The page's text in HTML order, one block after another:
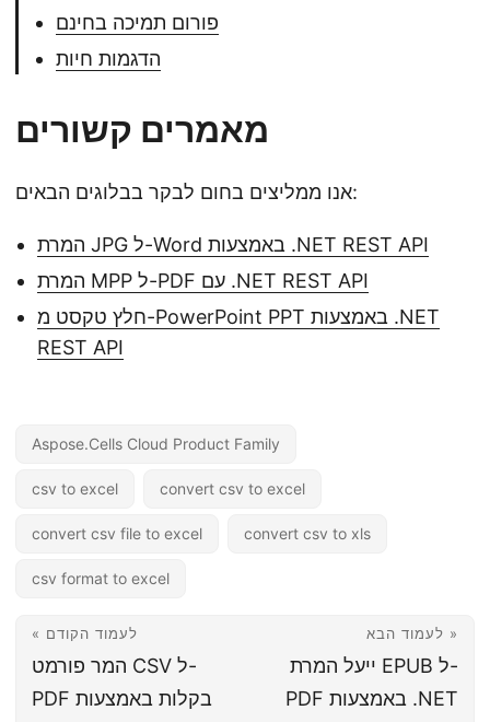
פורום תמיכה בחינם
הדגמות חיות
מאמרים קשורים
אנו ממליצים בחום לבקר בבלוגים הבאים:
המרת JPG ל-Word באמצעות .NET REST API
המרת MPP ל-PDF עם .NET REST API
חלץ טקסט מ-PowerPoint PPT באמצעות .NET
REST API
Aspose.Cells Cloud Product Family
csv to excel convert csv to excel
convert csv file to excel convert csv to xls
csv format to excel
« לעמוד הקודם
המר פורמט CSV ל-
PDF בקלות באמצעות
לעמוד הבא »
ייעל המרת EPUB ל-
PDF באמצעות .NET